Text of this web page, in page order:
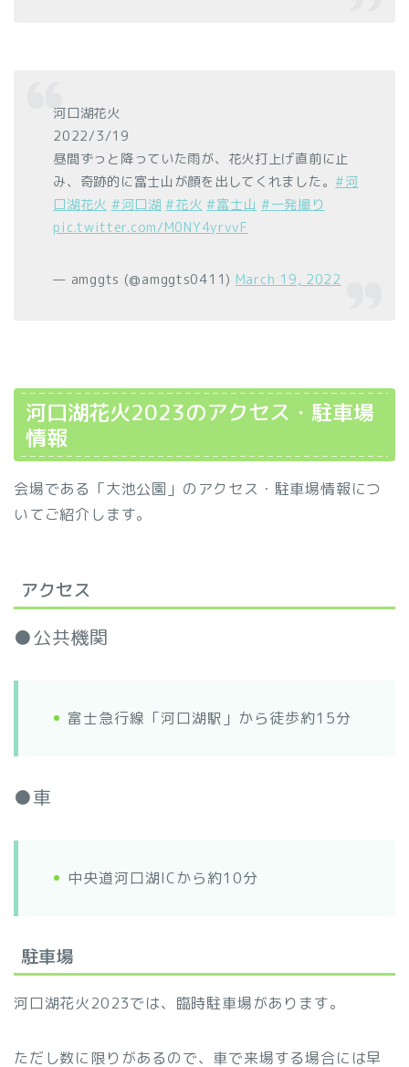
河口湖花火
2022/3/19
昼間ずっと降っていた雨が、花火打上げ直前に止
み、奇跡的に富士山が顔を出してくれました。 #河
口湖花火 #河口湖 #花火 #富士山 #一発撮り
pic.twitter.com/M0NY4yrvvF
— amggts (@amggts0411) March 19, 2022
河口湖花火2023のアクセス・駐車場
情報
会場である「大池公園」のアクセス・駐車場情報につ
いてご紹介します。
アクセス
●公共機関
富士急行線「河口湖駅」から徒歩約15分
●車
中央道河口湖ICから約10分
駐車場
河口湖花火2023では、臨時駐車場があります。
ただし数に限りがあるので、車で来場する場合には早